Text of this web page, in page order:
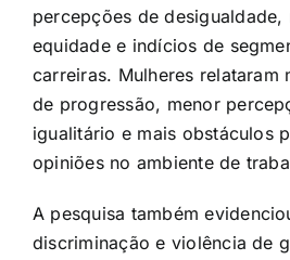
percepções de desigualdade,
equidade e indícios de
carreiras. Mulheres relataram
de progressão, menor
igualitário e mais obstáculos
opiniões no ambiente de
A pesquisa também
discriminação e violência de